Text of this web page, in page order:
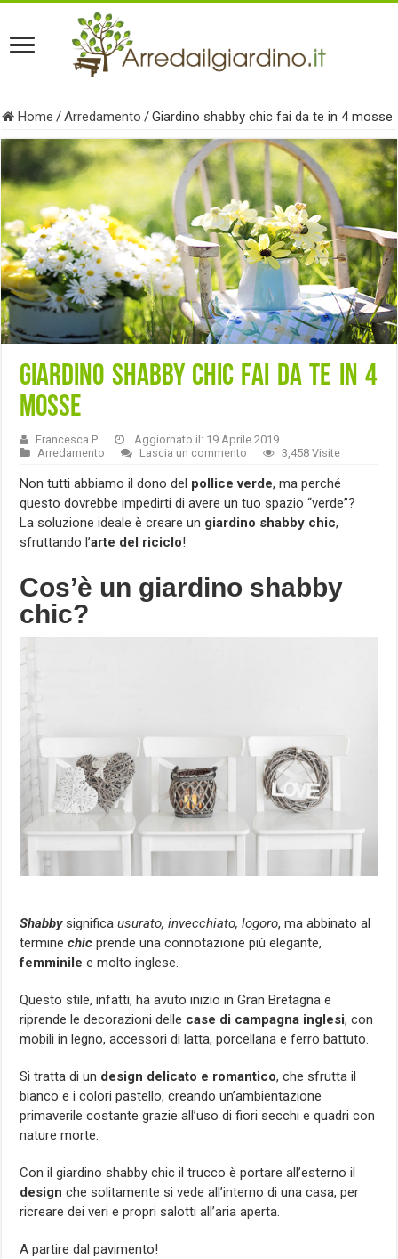
Home /Arredamento /Giardino shabby chic fai da te in 4 mosse
Giardino shabby chic fai da te in 4
mosse
Francesca P.
Aggiornato il: 19 Aprile 2019
Arredamento
Lascia un commento 3,458 Visite
Non tutti abbiamo il dono del pollice verde, ma perché
questo dovrebbe impedirti di avere un tuo spazio “verde”?
La soluzione ideale è creare un giardino shabby chic,
sfruttando l’arte del riciclo!
Cos’è un giardino shabby
chic?
Shabbysignificausurato, invecchiato, logoro, ma abbinato al
terminechic prende una connotazione più elegante,
femminile e molto inglese.
Questo stile, infatti, ha avuto inizio in Gran Bretagna e
riprende le decorazioni delle case di campagna inglesi, con
mobili in legno, accessori di latta, porcellana e ferro battuto.
Si tratta di un design delicato e romantico, che sfrutta il
bianco e i colori pastello, creando un’ambientazione
primaverile costante grazie all’uso di fiori secchi e quadri con
nature morte.
Con il giardino shabby chic il trucco è portare all’esterno il
design che solitamente si vede all’interno di una casa, per
ricreare dei veri e propri salotti all’aria aperta.
A partire dal pavimento!